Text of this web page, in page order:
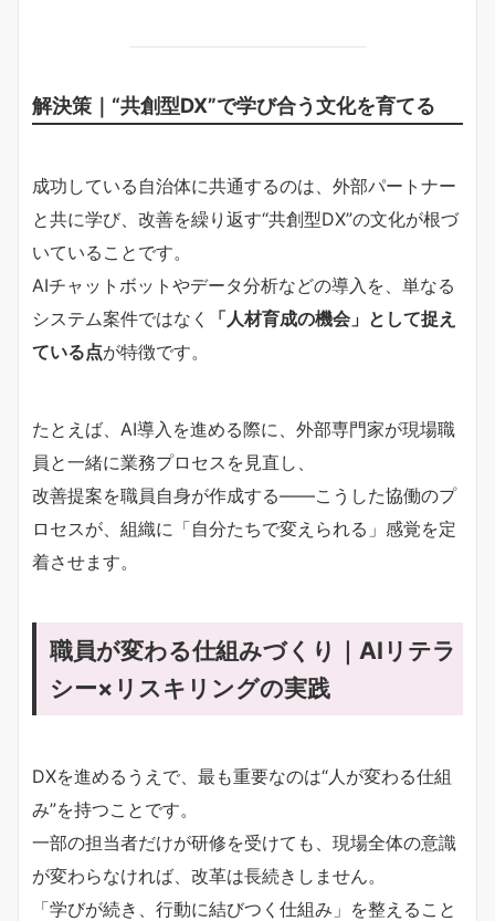
解決策｜“共創型DX”で学び合う文化を育てる
成功している自治体に共通するのは、外部パートナー
と共に学び、改善を繰り返す“共創型DX”の文化が根づ
いていることです。
AIチャットボットやデータ分析などの導入を、単なる
システム案件ではなく
「人材育成の機会」として捉え
ている点が特徴です。
たとえば、AI導入を進める際に、外部専門家が現場職
員と一緒に業務プロセスを見直し、
改善提案を職員自身が作成する――こうした協働のプ
ロセスが、組織に「自分たちで変えられる」感覚を定
着させます。
職員が変わる仕組みづくり｜AIリテラ
シー×リスキリングの実践
DXを進めるうえで、最も重要なのは“人が変わる仕組
み”を持つことです。
一部の担当者だけが研修を受けても、現場全体の意識
が変わらなければ、改革は長続きしません。
「学びが続き、行動に結びつく仕組み」を整えること